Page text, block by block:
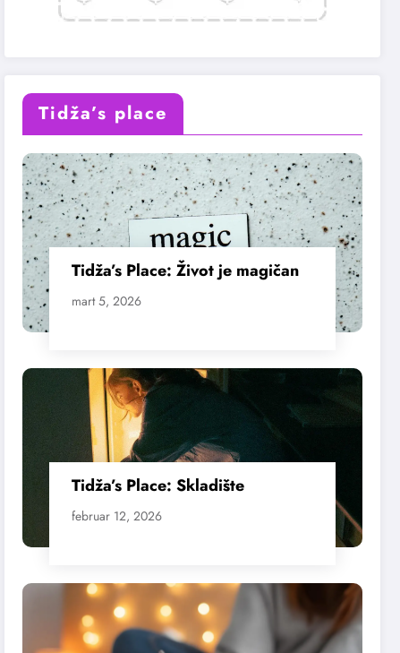
Tidža’s place
Tidža’s Place: Život je magičan
mart 5, 2026
Tidža’s Place: Skladište
februar 12, 2026